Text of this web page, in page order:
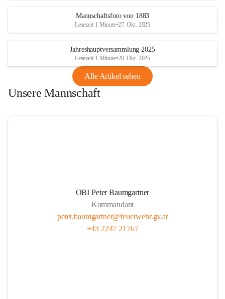
Mannschaftsfoto von 1883
Lesezeit 1 Minute•27. Okt. 2025
Jahreshauptversammlung 2025
Lesezeit 1 Minute•28. Okt. 2025
Alle Artikel sehen
Unsere Mannschaft
OBI Peter Baumgartner
Kommandant
peter.baumgartner@feuerwehr.gv.at
+43 2247 21767